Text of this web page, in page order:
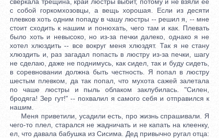
с собой горкомхозовцы, а вещь хорошая. Если из десяти
плевков хоть одним попаду в чашу люстры -- решил я, -- мне
стоит сходить к нашим и понюхать, чего там и как. Плевать
было хоть и невысоко, но из-за печки далеко, однако я не
хотел хлюздить -- все вокруг меня хлюздят. Так я не стану
хлюздить и, раз загадал попасть в люстру из-за печки, шагу
не сделаю, даже не поднимусь, как сидел, так и буду сидеть,
в соревновании должна быть честность. Я попал в люстру
шестым плевком, да так попал, что мухота сажей залетала
по чаше люстры и пыль облаком заклубилась. "Силен,
бродяга! Зер гут!" -- похвалил я самого себя и отправился к
нашим.
Меня приветили, усадили есть, про жизнь спрашивали. Я
чего-то плел, старался не жадничать и не капать на клеенку,
ел, что давала бабушка из Сисима. Дед привычно ругал отца: